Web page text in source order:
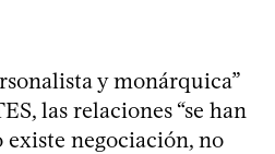
y monárquica”
las relaciones “se han
existe negociación, no